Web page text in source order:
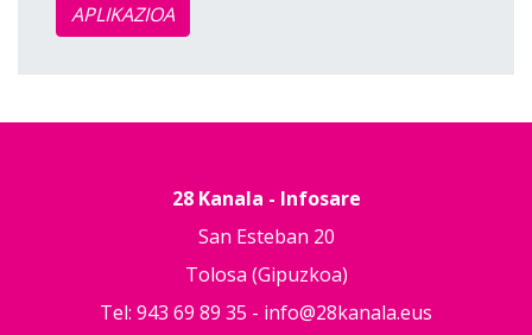
APLIKAZIOA
28 Kanala - Infosare
San Esteban 20
Tolosa (Gipuzkoa)
Tel: 943 69 89 35 - info@28kanala.eus